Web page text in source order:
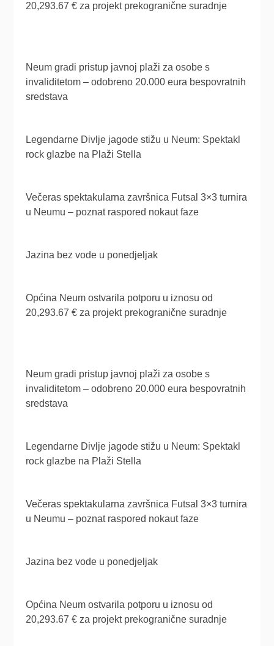
20,293.67 € za projekt prekogranične suradnje
Neum gradi pristup javnoj plaži za osobe s
invaliditetom – odobreno 20.000 eura bespovratnih
sredstava
Legendarne Divlje jagode stižu u Neum: Spektakl
rock glazbe na Plaži Stella
Večeras spektakularna završnica Futsal 3×3 turnira
u Neumu – poznat raspored nokaut faze
Jazina bez vode u ponedjeljak
Općina Neum ostvarila potporu u iznosu od
20,293.67 € za projekt prekogranične suradnje
Neum gradi pristup javnoj plaži za osobe s
invaliditetom – odobreno 20.000 eura bespovratnih
sredstava
Legendarne Divlje jagode stižu u Neum: Spektakl
rock glazbe na Plaži Stella
Večeras spektakularna završnica Futsal 3×3 turnira
u Neumu – poznat raspored nokaut faze
Jazina bez vode u ponedjeljak
Općina Neum ostvarila potporu u iznosu od
20,293.67 € za projekt prekogranične suradnje